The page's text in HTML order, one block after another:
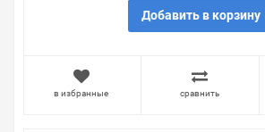
Добавить в корзину
в избранные сравнить